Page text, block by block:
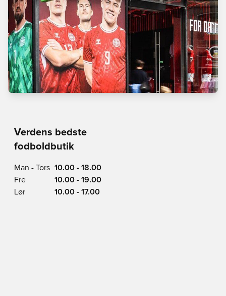
Verdens bedste
fodboldbutik
Man - Tors 10.00 - 18.00
Fre
10.00 - 19.00
Lør
10.00 - 17.00